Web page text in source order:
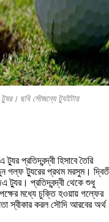
ছবি সৌজন্যে ট্যুইটার
প্রতিদ্বন্দ্বী হিসাবে তৈরি
ট্যুরের প্রথম মরসুম।
ট্যুর। প্রতিদ্বন্দ্বী থেকে শুধু
মধ্যে চুক্তি হওয়ায় গল্ফের
স্বীকার করল সৌদি আরবের অর্থ